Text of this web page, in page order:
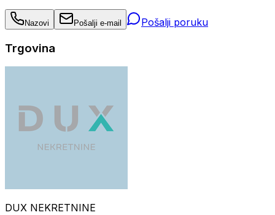
Nazovi Pošalji e-mail Pošalji poruku
Trgovina
DUX NEKRETNINE